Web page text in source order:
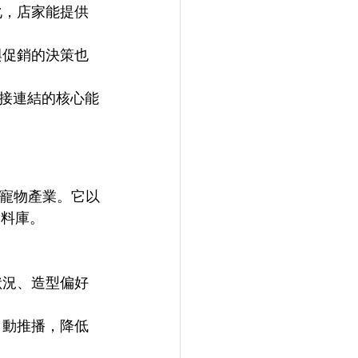
店家能提供
銷的決策也
連結的核心能
物產業。它以
庫。
、造型偏好
推播，降低